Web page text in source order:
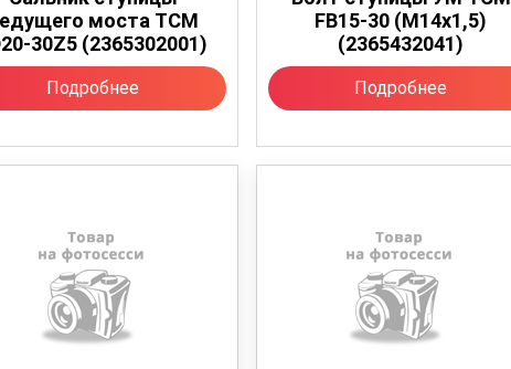
моста TCM
30Z5 (2365302001)
Подробнее
FB15-30 (М14х1,5)
(2365432041)
Подробнее